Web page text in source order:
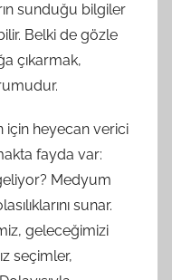
sunduğu bilgiler
Belki de gözle
çıkarmak,
için heyecan verici
fayda var:
Medyum
sunar.
geleceğimizi
seçimler,